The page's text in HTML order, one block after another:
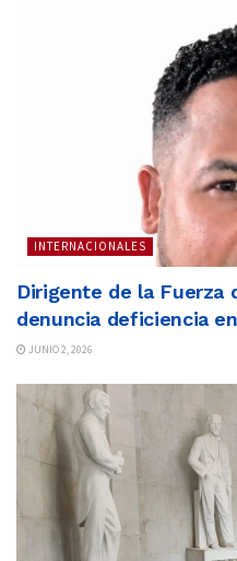
INTERNACIONALES
Dirigente de la Fuerza
denuncia deficiencia
JUNIO 2, 2026